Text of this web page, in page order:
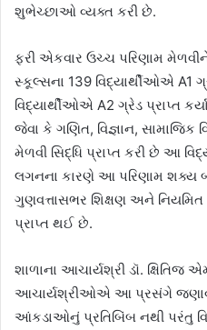
શુભેચ્છાઓ વ્યક્ત કરી છે.
ફરી એકવાર ઉચ્ચ પરિણામ
સ્કૂલ્સના 139 વિદ્યાર્થીઓએ A1
વિદ્યાર્થીઓએ A2 ગ્રેડ પ્રાપ્ત
જેવા કે ગણિત, વિજ્ઞાન, સામાજિક
મેળવી સિદ્ધિ પ્રાપ્ત કરી છે આ
લગનના કારણે આ પરિણામ શક્ય
ગુણવત્તાસભર શિક્ષણ અને નિયમિત
પ્રાપ્ત થઈ છે.
શાળાના આચાર્યશ્રી ડૉ. ક્ષિતિજ
આચાર્યશ્રીઓએ આ પ્રસંગે
આંકડાઓનું પ્રતિબિંબ નથી પરંતુ